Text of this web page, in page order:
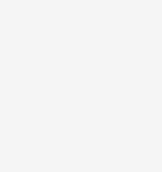
Ворог завдав комбінованого
двоє поранених. Ще десятеро
після атаки БПЛА по ринку на